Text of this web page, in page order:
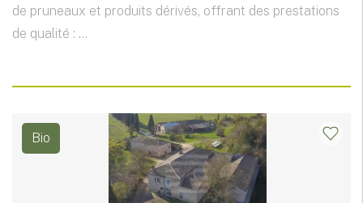
de pruneaux et produits dérivés, offrant des prestations
de qualité : ...
Bio